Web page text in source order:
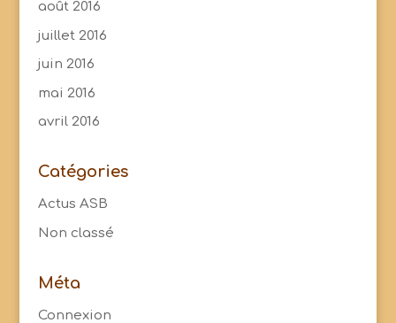
août 2016
juillet 2016
juin 2016
mai 2016
avril 2016
Catégories
Actus ASB
Non classé
Méta
Connexion